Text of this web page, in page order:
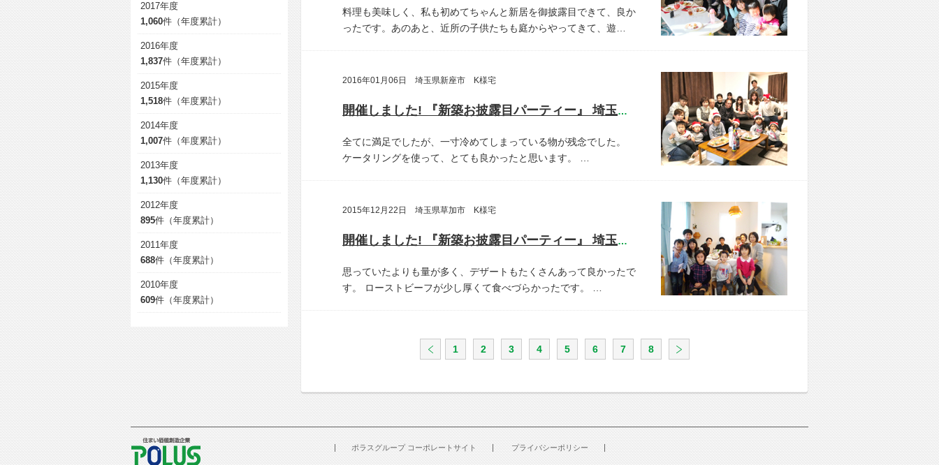
料理も美味しく、私も初めてちゃんと新居を御披露目できて、良か
ったです。あのあと、近所の子供たちも庭からやってきて、遊…
2016年01月06日 埼玉県新座市 K様宅
開催しました! 『新築お披露目パーティー』 埼玉県新座市 K様宅
全てに満足でしたが、一寸冷めてしまっている物が残念でした。
ケータリングを使って、とても良かったと思います。
2015年12月22日 埼玉県草加市 K様宅
開催しました! 『新築お披露目パーティー』 埼玉県草加市 K様宅
思っていたよりも量が多く、デザートもたくさんあって良かったで
す。
ローストビーフが少し厚くて食べづらかったです。
1 2 3 4 5 6 7 8
2017年度
1,060件（年度累計）
2016年度
1,837件（年度累計）
2015年度
1,518件（年度累計）
2014年度
1,007件（年度累計）
2013年度
1,130件（年度累計）
2012年度
895件（年度累計）
2011年度
688件（年度累計）
2010年度
609件（年度累計）
ポラスグループ コーポレートサイト
プライバシーポリシー